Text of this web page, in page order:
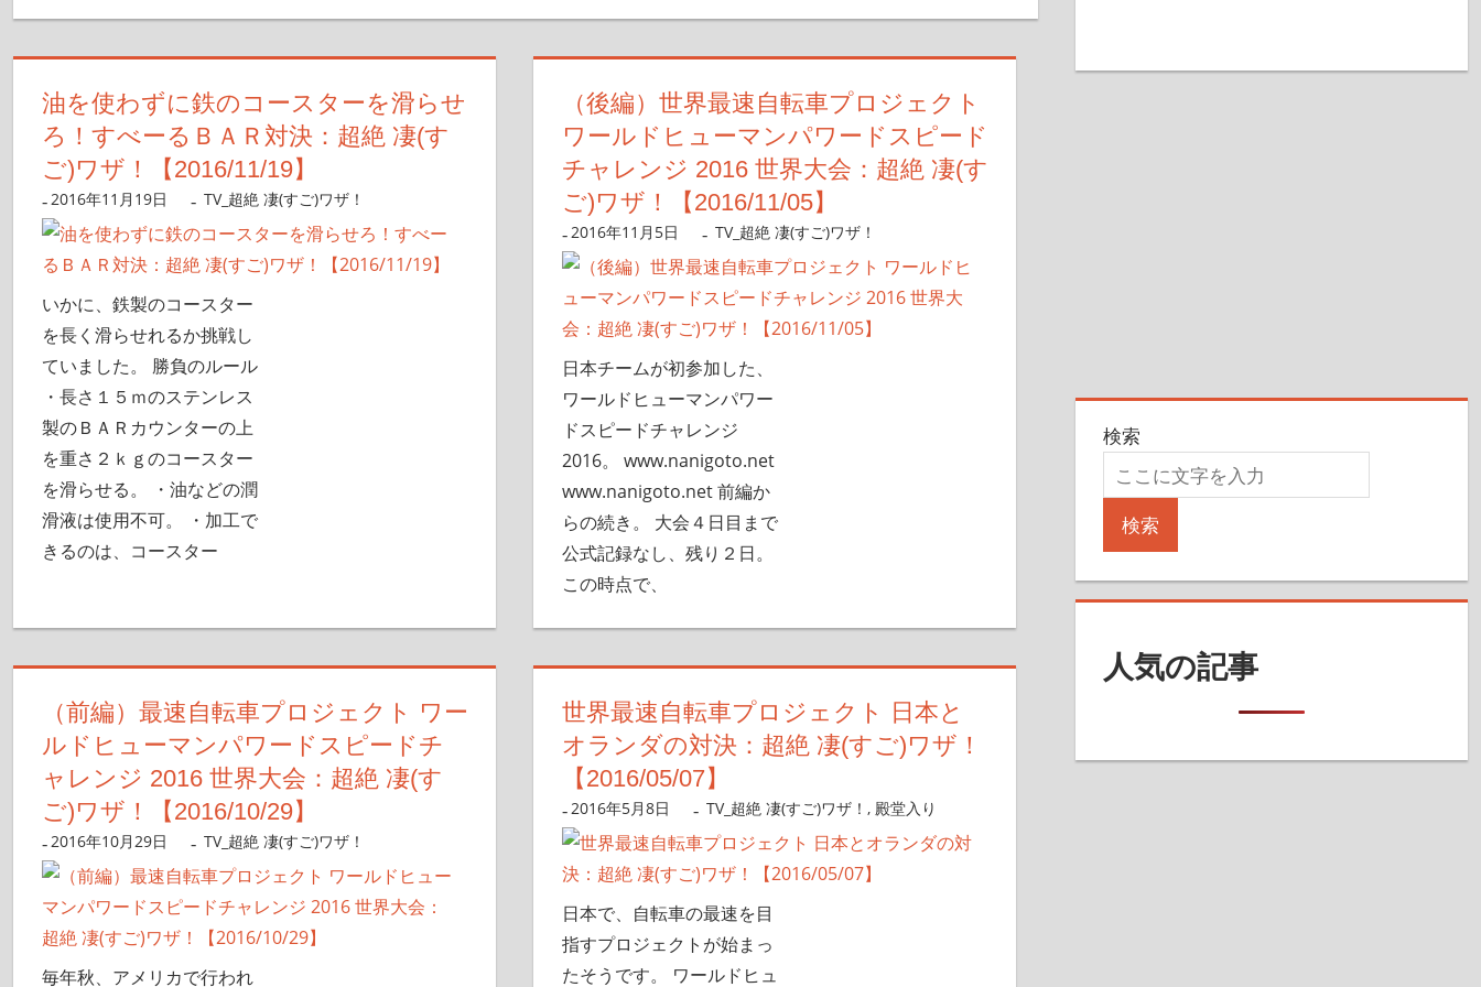
油を使わずに鉄のコースターを滑らせ
ろ！すべーるＢＡＲ対決：超絶 凄(す
ご)ワザ！【2016/11/19】
2016年11月19日 nanigoto
TV_超絶 凄(すご)ワザ！
いかに、鉄製のコースター
を長く滑らせれるか挑戦し
ていました。 勝負のルール
・長さ１５ｍのステンレス
製のＢＡＲカウンターの上
を重さ２ｋｇのコースター
を滑らせる。 ・油などの潤
滑液は使用不可。 ・加工で
きるのは、コースター
（後編）世界最速自転車プロジェクト
ワールドヒューマンパワードスピード
チャレンジ 2016 世界大会：超絶 凄(す
ご)ワザ！【2016/11/05】
2016年11月5日 nanigoto
TV_超絶 凄(すご)ワザ！
日本チームが初参加した、
ワールドヒューマンパワー
ドスピードチャレンジ
2016。 www.nanigoto.net
www.nanigoto.net 前編か
らの続き。 大会４日目まで
公式記録なし、残り２日。
この時点で、
（前編）最速自転車プロジェクト ワー
ルドヒューマンパワードスピードチ
ャレンジ 2016 世界大会：超絶 凄(す
ご)ワザ！【2016/10/29】
2016年10月29日 nanigoto
TV_超絶 凄(すご)ワザ！
毎年秋、アメリカで行われ
世界最速自転車プロジェクト 日本と
オランダの対決：超絶 凄(すご)ワザ！
【2016/05/07】
2016年5月8日 nanigoto
TV_超絶 凄(すご)ワザ！, 殿堂入り
日本で、自転車の最速を目
指すプロジェクトが始まっ
たそうです。 ワールドヒュ
検索
検索
人気の記事